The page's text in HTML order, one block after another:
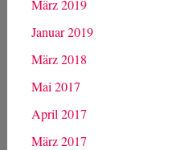
März 2019
Januar 2019
März 2018
Mai 2017
April 2017
März 2017